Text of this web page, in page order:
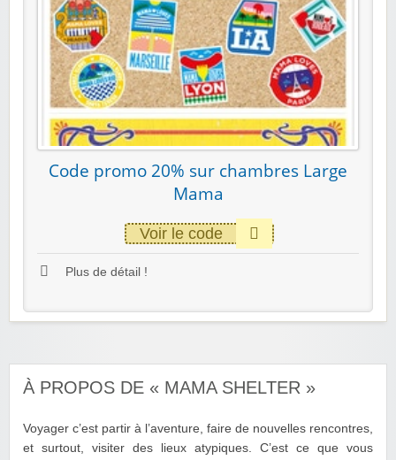
Code promo 20% sur chambres Large
Mama
Voir le code
Plus de détail !
À PROPOS DE « MAMA SHELTER »
Voyager c’est partir à l’aventure, faire de nouvelles rencontres,
et surtout, visiter des lieux atypiques. C’est ce que vous